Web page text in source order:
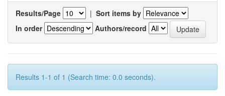
Results/Page | Sort items by
In order
Authors/record
Results 1-1 of 1 (Search time: 0.0 seconds).